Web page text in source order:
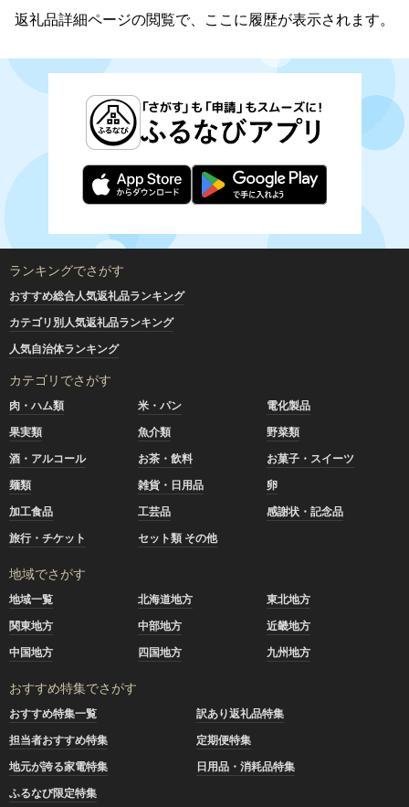
返礼品詳細ページの閲覧で、ここに履歴が表示されます。
ランキングでさがす
おすすめ総合人気返礼品ランキング
カテゴリ別人気返礼品ランキング
人気自治体ランキング
カテゴリでさがす
肉・ハム類 米・パン
電化製品
果実類
魚介類
野菜類
酒・アルコール
お茶・飲料
お菓子・スイーツ
麺類
雑貨・日用品
卵
加工食品
工芸品
感謝状・記念品
旅行・チケット
セット類 その他
地域でさがす
地域一覧 北海道地方
東北地方
関東地方
中部地方
近畿地方
中国地方
四国地方 九州地方
おすすめ特集でさがす
おすすめ特集一覧
訳あり返礼品特集
担当者おすすめ特集
定期便特集
地元が誇る家電特集
日用品・消耗品特集
ふるなび限定特集